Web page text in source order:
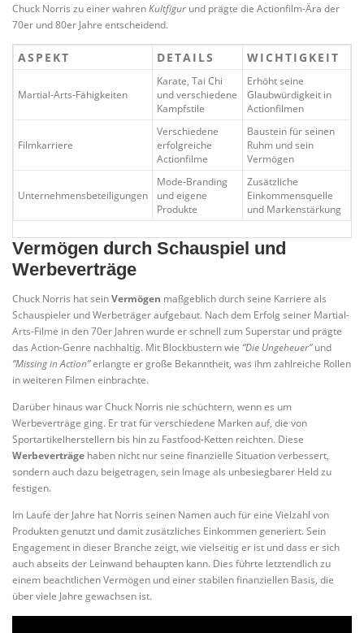
Chuck Norris zu einer wahrenKultfigur und prägte die Actionfilm-Ära der
70er und 80er Jahre entscheidend.
ASPEKT DETAILS WICHTIGKEIT
Martial-Arts-Fähigkeiten
Karate, Tai Chi
und verschiedene
Kampfstile
Erhöht seine
Glaubwürdigkeit in
Actionfilmen
Filmkarriere
Verschiedene
erfolgreiche
Actionfilme
Baustein für seinen
Ruhm und sein
Vermögen
Unternehmensbeteiligungen
Mode-Branding
und eigene
Produkte
Zusätzliche
Einkommensquelle
und Markenstärkung
Vermögen durch Schauspiel und
Werbeverträge
Chuck Norris hat seinVermögen maßgeblich durch seine Karriere als
Schauspieler und Werbeträger aufgebaut. Nach dem Erfolg seiner Martial-
Arts-Filme in den 70er Jahren wurde er schnell zum Superstar und prägte
das Action-Genre nachhaltig. Mit Blockbustern wie “Die Ungeheuer”und
“Missing in Action”erlangte er große Bekanntheit, was ihm zahlreiche Rollen
in weiteren Filmen einbrachte.
Darüber hinaus war Chuck Norris nie schüchtern, wenn es um
Werbeverträge ging. Er trat für verschiedene Marken auf, die von
Sportartikelherstellern bis hin zu Fastfood-Ketten reichten. Diese
Werbeverträge haben nicht nur seine finanzielle Situation verbessert,
sondern auch dazu beigetragen, sein Image als unbesiegbarer Held zu
festigen.
Im Laufe der Jahre hat Norris seinen Namen auch für eine Vielzahl von
Produkten genutzt und damit zusätzliches Einkommen generiert. Sein
Engagement in dieser Branche zeigt, wie vielseitig er ist und dass er sich
auch abseits der Leinwand behaupten kann. Dies führte letztendlich zu
einem beachtlichen Vermögen und einer stabilen finanziellen Basis, die
über viele Jahre gewachsen ist.